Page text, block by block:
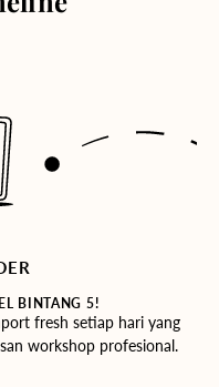
BINTANG 5!
fresh setiap hari yang
workshop profesional.